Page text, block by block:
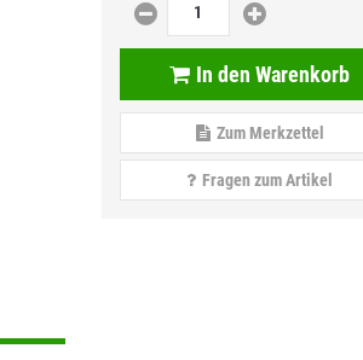
In den Warenkorb
Zum Merkzettel
Fragen zum Artikel